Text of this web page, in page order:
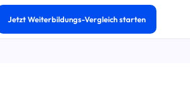
Jetzt Weiterbildungs-Vergleich starten